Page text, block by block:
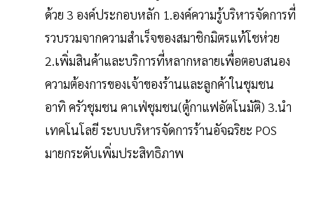
ด้วย 3 องค์ประกอบหลัก 1.องค์ความรู้บริหารจัดการที่
รวบรวมจากความสำเร็จของสมาชิกมิตรแท้โชห่วย
2.เพิ่มสินค้าและบริการที่หลากหลายเพื่อตอบสนอง
ความต้องการของเจ้าของร้านและลูกค้าในชุมชน
อาทิ ครัวชุมชน คาเฟ่ชุมชน(ตู้กาแฟอัตโนมัติ) 3.นำ
เทคโนโลยี ระบบบริหารจัดการร้านอัจฉริยะ POS
มายกระดับเพิ่มประสิทธิภาพ